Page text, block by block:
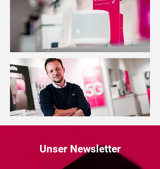
Unser Newsletter